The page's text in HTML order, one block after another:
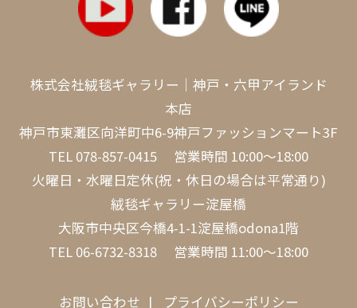
株式会社絨毯ギャラリー｜神戸・六甲アイランド
本店
神戸市東灘区向洋町中6-9神戸ファッションマート3F
TEL 078-857-0415 営業時間 10:00～18:00
火曜日・水曜日定休(祝・休日の場合は平常通り)
絨毯ギャラリー淀屋橋
大阪市中央区今橋4-1-1淀屋橋odona1階
TEL 06-6732-8318 営業時間 11:00～18:00
お問い合わせ プライバシーポリシー